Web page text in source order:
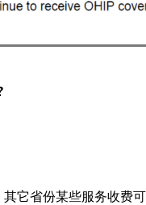
它省份某些服务收费